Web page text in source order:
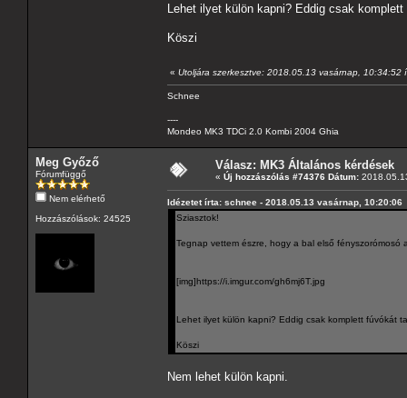
Lehet ilyet külön kapni? Eddig csak
Köszi
« Utoljára szerkesztve: 2018.05.13 vasárnap, 10:34:52
Schnee
----
Mondeo MK3 TDCi 2.0 Kombi 2004 Ghia
Meg Győző
Fórumfüggő
Nem elérhető
Hozzászólások: 24525
Válasz: MK3 Általános kérdések
« Új hozzászólás #74376 Dátum:
Idézetet írta: schnee - 2018.05.13 vasárnap, 10:20:06
Sziasztok!
Tegnap vettem észre, hogy a bal első
[img]https://i.imgur.com/gh6mj6T.jpg
Lehet ilyet külön kapni? Eddig csak komplett fúvókát
Köszi
Nem lehet külön kapni.